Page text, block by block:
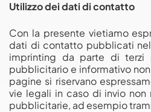
Utilizzo dei dati di contatto
Con la presente vietiamo
dati di contatto pubblicati
imprinting da parte di terzi
pubblicitario e informativo
pagine si riservano
vie legali in caso di invio non
pubblicitarie, ad esempio